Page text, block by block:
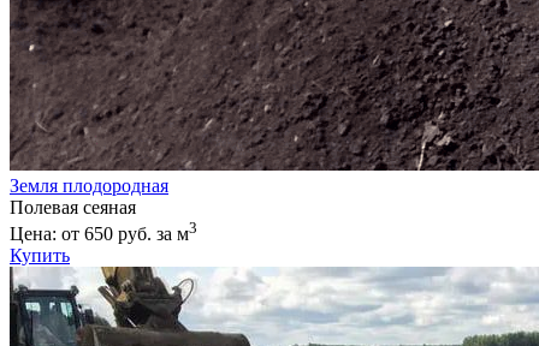
Земля плодородная
Полевая сеяная
Цена: от 650 руб. за м3
Купить